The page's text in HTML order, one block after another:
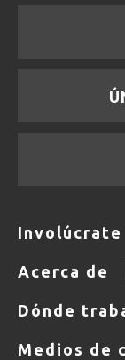
Involúcrate
Acerca de
Dónde
Medios de